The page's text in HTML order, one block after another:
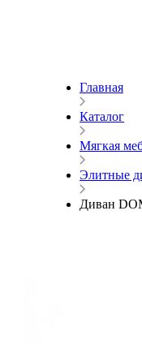
Главная
Каталог
Мягкая
Элитные
Диван